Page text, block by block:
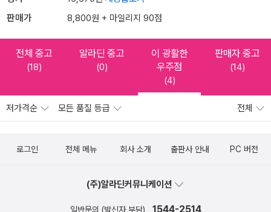
판매가 8,800원 + 마일리지 90점
전체 중고
(18)
알라딘 중고
(0)
이 광활한
우주점
(4)
판매자 중고
(14)
저가격순 모든 품질 등급 전체
로그인 전체 메뉴 회사 소개 출판사 안내 PC 버전
(주)알라딘커뮤니케이션
일반문의 (발신자 부담) 1544-2514